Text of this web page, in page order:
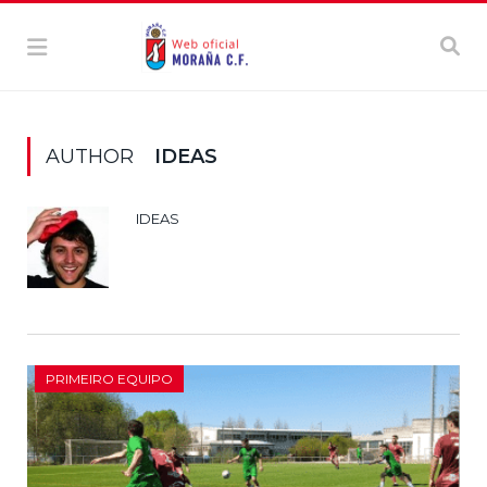
AUTHOR IDEAS
IDEAS
PRIMEIRO EQUIPO